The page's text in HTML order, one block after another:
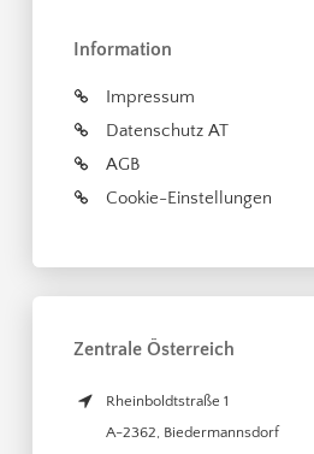
Information
Impressum
Datenschutz AT
AGB
Cookie-Einstellungen
Zentrale Österreich
Rheinboldtstraße 1
A-2362, Biedermannsdorf